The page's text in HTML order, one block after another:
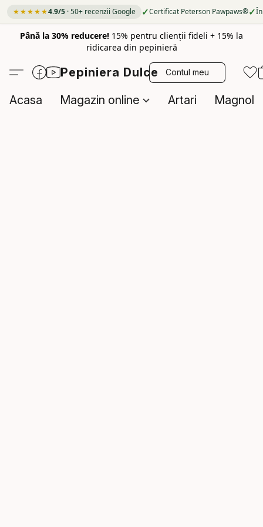
★★★★★4.9/5 · 50+ recenzii Google ✓Certificat Peterson Pawpaws®✓
Până la 30% reducere! 15% pentru clienții fideli + 15% la
ridicarea din pepinieră
Pepiniera Dulce Contul meu
Acasa Magazin online Artari Magnolii